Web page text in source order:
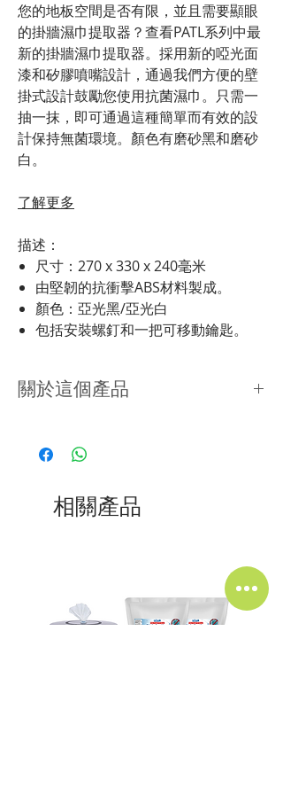
您的地板空間是否有限，並且需要顯眼
的掛牆濕巾提取器？查看PATL系列中最
新的掛牆濕巾提取器。採用新的啞光面
漆和矽膠噴嘴設計，通過我們方便的壁
掛式設計鼓勵您使用抗菌濕巾。只需一
抽一抹，即可通過這種簡單而有效的設
計保持無菌環境。顏色有磨砂黑和磨砂
白。
了解更多
描述：
尺寸：270 x 330 x 240毫米
由堅韌的抗衝擊ABS材料製成。
顏色：亞光黑/亞光白
包括安裝螺釘和一把可移動鑰匙。
關於這個產品
現代設計。
矽膠噴嘴，易於使用，並具有氣密性
輕鬆容納我們所有的大卷裝
隨附鑰匙+安裝螺絲/膠塞。易於安裝
相關產品